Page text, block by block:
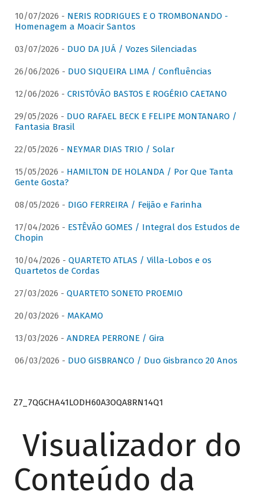
10/07/2026 - NERIS RODRIGUES E O TROMBONANDO -
Homenagem a Moacir Santos
03/07/2026 - DUO DA JUÁ / Vozes Silenciadas
26/06/2026 - DUO SIQUEIRA LIMA / Confluências
12/06/2026 - CRISTÓVÃO BASTOS E ROGÉRIO CAETANO
29/05/2026 - DUO RAFAEL BECK E FELIPE MONTANARO /
Fantasia Brasil
22/05/2026 - NEYMAR DIAS TRIO / Solar
15/05/2026 - HAMILTON DE HOLANDA / Por Que Tanta
Gente Gosta?
08/05/2026 - DIGO FERREIRA / Feijão e Farinha
17/04/2026 - ESTÊVÃO GOMES / Integral dos Estudos de
Chopin
10/04/2026 - QUARTETO ATLAS / Villa-Lobos e os
Quartetos de Cordas
27/03/2026 - QUARTETO SONETO PROEMIO
20/03/2026 - MAKAMO
13/03/2026 - ANDREA PERRONE / Gira
06/03/2026 - DUO GISBRANCO / Duo Gisbranco 20 Anos
Z7_7QGCHA41LODH60A3OQA8RN14Q1
Visualizador do
Conteúdo da